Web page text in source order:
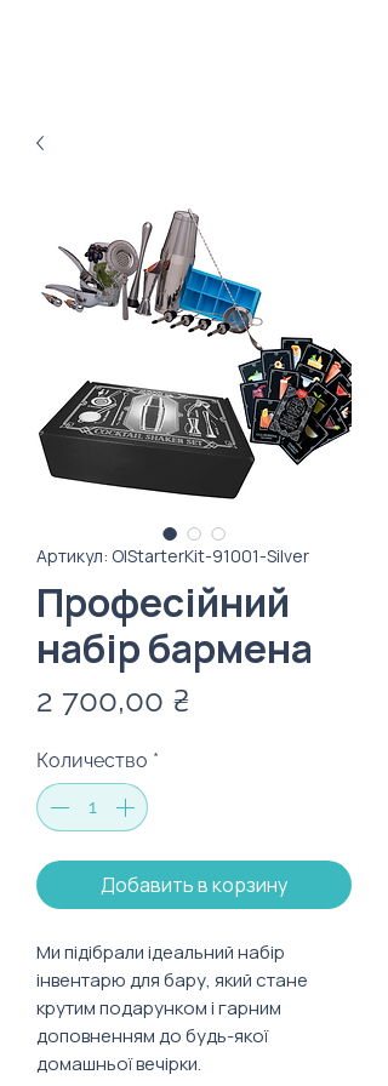
Артикул: OlStarterKit-91001-Silver
Професійний
набір бармена
2 700,00 ₴
Количество *
Добавить в корзину
Ми підібрали ідеальний набір
інвентарю для бару, який стане
крутим подарунком і гарним
доповненням до будь-якої
домашньої вечірки.